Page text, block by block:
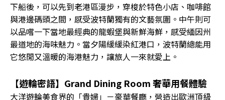
下船後，可以先到老港區漫步，穿梭於特色小店、咖啡館
與港邊碼頭之間，感受波特蘭獨有的文藝氛圍。中午則可
以品嚐一下當地最經典的龍蝦堡與新鮮海鮮，感受緬因州
最道地的海味魅力。當夕陽緩緩染紅港口，波特蘭總能用
它悠閒又溫暖的海港魅力，讓旅人一來就愛上。
【遊輪密語】Grand Dining Room 奢華用餐體驗
大洋遊輪美食界的「貴婦」－豪華餐廳，營造出歐洲頂級